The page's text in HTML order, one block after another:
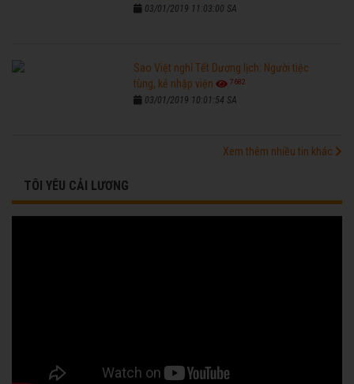
03/01/2019 11:03:00 SA
Sao Việt nghỉ Tết Dương lịch: Người tiệc
tùng, kẻ nhập viện
7682
03/01/2019 10:01:54 SA
Xem thêm nhiều tin khác
TÔI YÊU CẢI LƯƠNG